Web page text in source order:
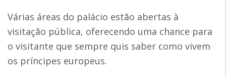
Várias áreas do palácio estão abertas à
visitação pública, oferecendo uma chance para
o visitante que sempre quis saber como vivem
os príncipes europeus.